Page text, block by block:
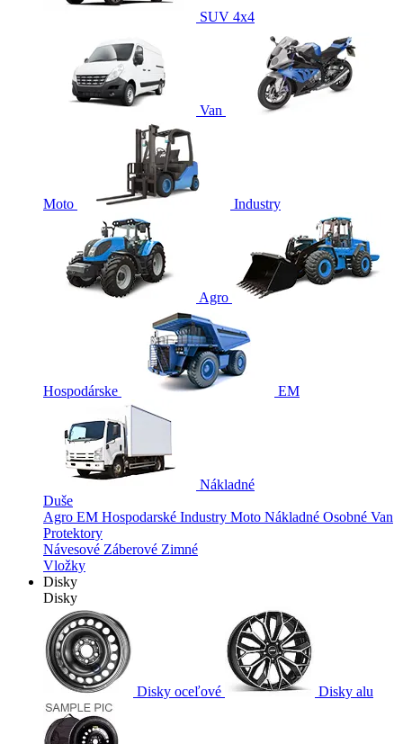
SUV 4x4
Van
Moto Industry
Agro
Hospodárske EM
Nákladné
Duše
Agro EM Hospodarské Industry Moto Nákladné Osobné Van
Protektory
Návesové Záberové Zimné
Vložky
Disky
Disky
Disky oceľové Disky alu